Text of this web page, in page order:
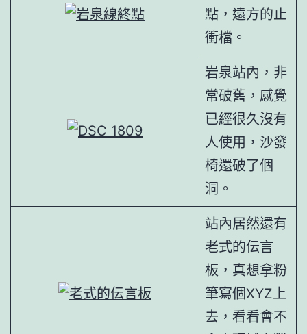
點，遠方的止
衝檔。
岩泉站內，非
常破舊，感覺
已經很久沒有
人使用，沙發
椅還破了個
洞。
站內居然還有
老式的伝言
板，真想拿粉
筆寫個XYZ上
去，看看會不